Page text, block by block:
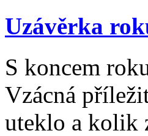
Uzávěrka
S koncem
Vzácná
uteklo a kolik